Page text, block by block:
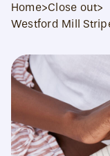
Transferpersen
Blanco Textiel
Hobby Artikelen
DTF Transfers
Home>Close out>
Westford Mill